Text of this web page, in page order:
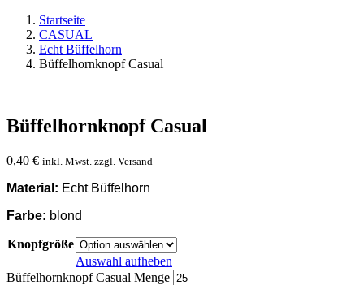
Startseite
CASUAL
Echt Büffelhorn
Büffelhornknopf Casual
Büffelhornknopf Casual
0,40 € inkl. Mwst. zzgl. Versand
Material: Echt Büffelhorn
Farbe: blond
Knopfgröße
Auswahl aufheben
Büffelhornknopf Casual Menge